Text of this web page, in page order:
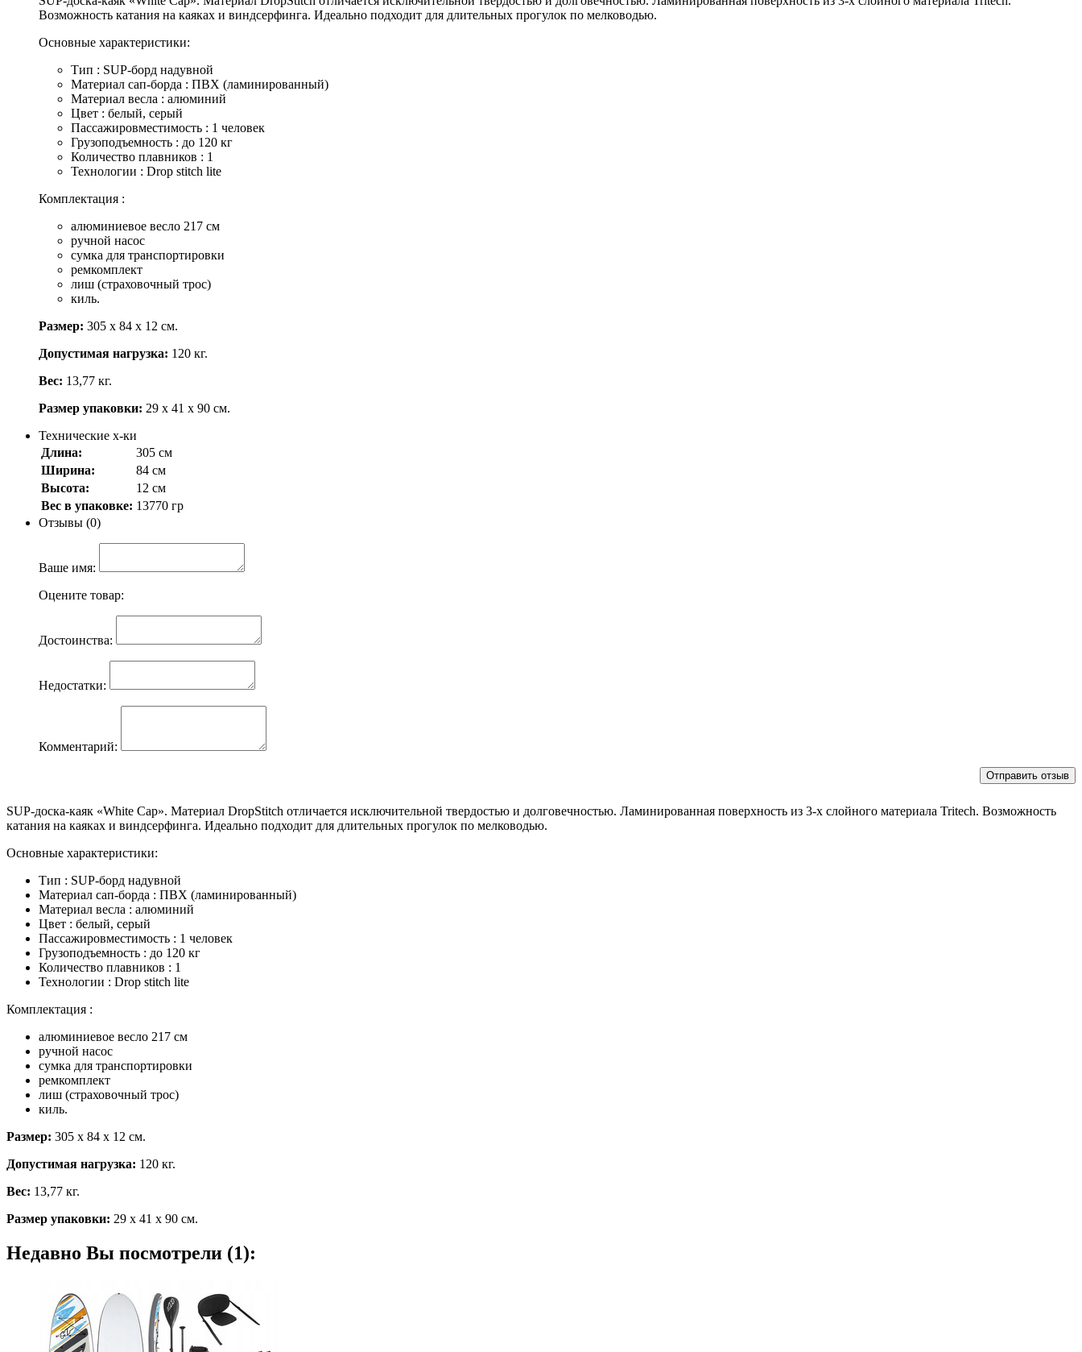
Возможность катания на каяках и виндсерфинга. Идеально подходит для длительных прогулок по мелководью.
Основные характеристики:
Тип : SUP-борд надувной
Материал сап-борда : ПВХ (ламинированный)
Материал весла : алюминий
Цвет : белый, серый
Пассажировместимость : 1 человек
Грузоподъемность : до 120 кг
Количество плавников : 1
Технологии : Drop stitch lite
Комплектация :
алюминиевое весло 217 см
ручной насос
сумка для транспортировки
ремкомплект
лиш (страховочный трос)
киль.
Размер: 305 х 84 х 12 см.
Допустимая нагрузка: 120 кг.
Вес: 13,77 кг.
Размер упаковки: 29 х 41 х 90 см.
Технические х-ки
Длина:
305 см
Ширина:
84 см
Высота:
12 см
Вес в упаковке: 13770 гр
Отзывы (0)
Ваше имя:
Оцените товар:
Достоинства:
Недостатки:
Комментарий:
SUP-доска-каяк «White Cap». Материал DropStitch отличается исключительной твердостью и долговечностью. Ламинированная поверхность из 3-х слойного материала Tritech. Возможность
катания на каяках и виндсерфинга. Идеально подходит для длительных прогулок по мелководью.
Основные характеристики:
Тип : SUP-борд надувной
Материал сап-борда : ПВХ (ламинированный)
Материал весла : алюминий
Цвет : белый, серый
Пассажировместимость : 1 человек
Грузоподъемность : до 120 кг
Количество плавников : 1
Технологии : Drop stitch lite
Комплектация :
алюминиевое весло 217 см
ручной насос
сумка для транспортировки
ремкомплект
лиш (страховочный трос)
киль.
Размер: 305 х 84 х 12 см.
Допустимая нагрузка: 120 кг.
Вес: 13,77 кг.
Размер упаковки: 29 х 41 х 90 см.
Недавно Вы посмотрели (1):